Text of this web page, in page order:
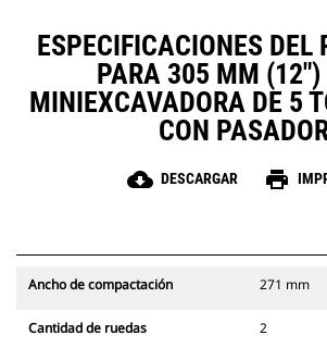
ESPECIFICACIONES DEL
PARA 305 MM (12")
MINIEXCAVADORA DE 5
CON
cloud_download DESCARGAR print
Ancho de compactación 271 mm
Cantidad de ruedas 2